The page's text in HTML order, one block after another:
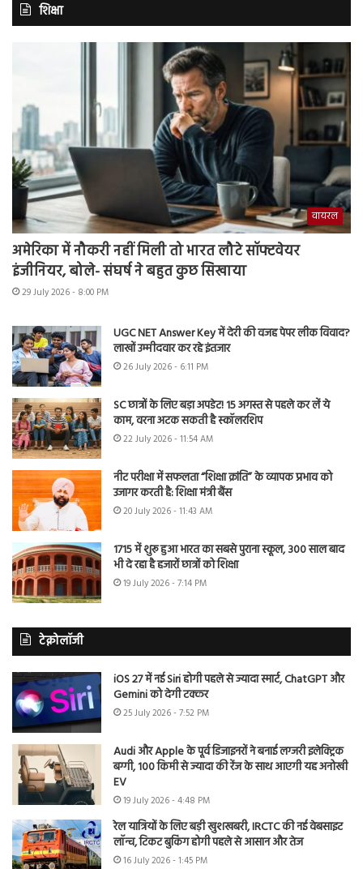
शिक्षा
वायरल
अमेरिका में नौकरी नहीं मिली तो भारत लौटे सॉफ्टवेयर
इंजीनियर, बोले- संघर्ष ने बहुत कुछ सिखाया
29 July 2026 - 8:00 PM
UGC NET Answer Key में देरी की वजह पेपर लीक विवाद?
लाखों उम्मीदवार कर रहे इंतजार
26 July 2026 - 6:11 PM
SC छात्रों के लिए बड़ा अपडेट! 15 अगस्त से पहले कर लें ये
काम, वरना अटक सकती है स्कॉलरशिप
22 July 2026 - 11:54 AM
नीट परीक्षा में सफलता “शिक्षा क्रांति” के व्यापक प्रभाव को
उजागर करती है: शिक्षा मंत्री बैंस
20 July 2026 - 11:43 AM
1715 में शुरू हुआ भारत का सबसे पुराना स्कूल, 300 साल बाद
भी दे रहा है हजारों छात्रों को शिक्षा
19 July 2026 - 7:14 PM
टेक्नोलॉजी
iOS 27 में नई Siri होगी पहले से ज्यादा स्मार्ट, ChatGPT और
Gemini को देगी टक्कर
25 July 2026 - 7:52 PM
Audi और Apple के पूर्व डिजाइनरों ने बनाई लग्जरी इलेक्ट्रिक
बग्गी, 100 किमी से ज्यादा की रेंज के साथ आएगी यह अनोखी
EV
19 July 2026 - 4:48 PM
रेल यात्रियों के लिए बड़ी खुशखबरी, IRCTC की नई वेबसाइट
लॉन्च, टिकट बुकिंग होगी पहले से आसान और तेज
16 July 2026 - 1:45 PM